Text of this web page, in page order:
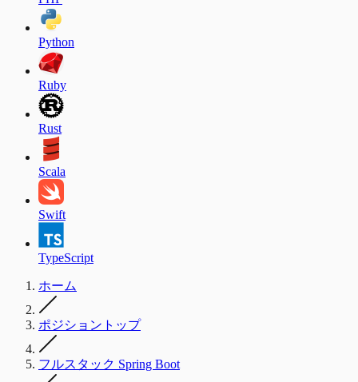
Python
Ruby
Rust
Scala
Swift
TypeScript
ホーム
ポジショントップ
フルスタック Spring Boot